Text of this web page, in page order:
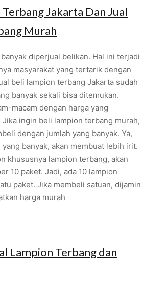
Jakarta Dan Jual
Murah
diperjual belikan. Hal ini terjadi
masyarakat yang tertarik dengan
beli lampion terbang Jakarta sudah
banyak sekali bisa ditemukan.
macam dengan harga yang
Jika ingin beli lampion terbang murah,
dengan jumlah yang banyak. Ya,
banyak, akan membuat lebih irit.
khususnya lampion terbang, akan
10 paket. Jadi, ada 10 lampion
paket. Jika membeli satuan, dijamin
harga murah
Lampion Terbang dan